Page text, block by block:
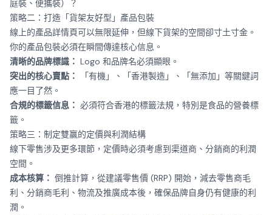
庭裝、便攜裝）？
策略二：打造「貨架友好型」產品包裝
線上的產品詳情頁可以無限延伸，但線下貨架的空間卻寸土寸金。
你的產品包裝必須在瞬間傳達核心信息。
清晰的品牌標識： Logo 和品牌名必須顯眼。
突出的核心賣點：
「有機」、「香港製造」、「無添加」等關鍵詞
應一目了然。
合規的標籤信息： 必須符合香港的標籤法規，特別是食品的營養標
籤。
策略三：制定雙贏的定價與利潤結構
線下零售涉及更多環節，定價時必須考慮到渠道商、分銷商的利潤
空間。
成本核算： 倒推計算，從建議零售價 (RRP) 開始，減去零售商毛
利、分銷商毛利、物流及推廣成本後，確保品牌自身仍有健康的利
潤。